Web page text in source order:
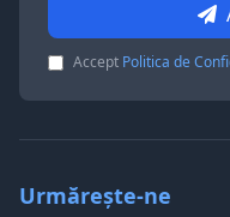
Accept Politica de
Urmărește-ne